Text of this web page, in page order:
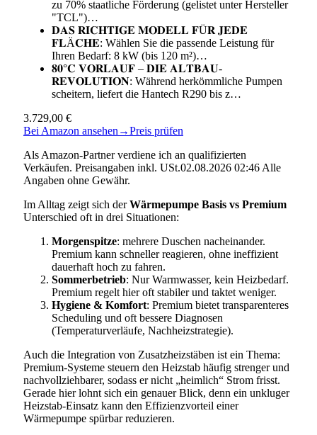
zu 70% staatliche Förderung (gelistet unter Hersteller
"TCL")…
𝐃𝐀𝐒 𝐑𝐈𝐂𝐇𝐓𝐈𝐆𝐄 𝐌𝐎𝐃𝐄𝐋𝐋 𝐅Ü𝐑 𝐉𝐄𝐃𝐄
𝐅𝐋Ä𝐂𝐇𝐄: Wählen Sie die passende Leistung für
Ihren Bedarf: 8 kW (bis 120 m²)…
𝟖𝟎°𝐂 𝐕𝐎𝐑𝐋𝐀𝐔𝐅 – 𝐃𝐈𝐄 𝐀𝐋𝐓𝐁𝐀𝐔-
𝐑𝐄𝐕𝐎𝐋𝐔𝐓𝐈𝐎𝐍: Während herkömmliche Pumpen
scheitern, liefert die Hantech R290 bis z…
3.729,00 €
Bei Amazon ansehen →Preis prüfen
Als Amazon-Partner verdiene ich an qualifizierten
Verkäufen. Preisangaben inkl. USt.02.08.2026 02:46 Alle
Angaben ohne Gewähr.
Im Alltag zeigt sich derWärmepumpe Basis vs Premium
Unterschied oft in drei Situationen:
Morgenspitze: mehrere Duschen nacheinander.
Premium kann schneller reagieren, ohne ineffizient
dauerhaft hoch zu fahren.
Sommerbetrieb: Nur Warmwasser, kein Heizbedarf.
Premium regelt hier oft stabiler und taktet weniger.
Hygiene & Komfort: Premium bietet transparenteres
Scheduling und oft bessere Diagnosen
(Temperaturverläufe, Nachheizstrategie).
Auch die Integration von Zusatzheizstäben ist ein Thema:
Premium-Systeme steuern den Heizstab häufig strenger und
nachvollziehbarer, sodass er nicht „heimlich“ Strom frisst.
Gerade hier lohnt sich ein genauer Blick, denn ein unkluger
Heizstab-Einsatz kann den Effizienzvorteil einer
Wärmepumpe spürbar reduzieren.